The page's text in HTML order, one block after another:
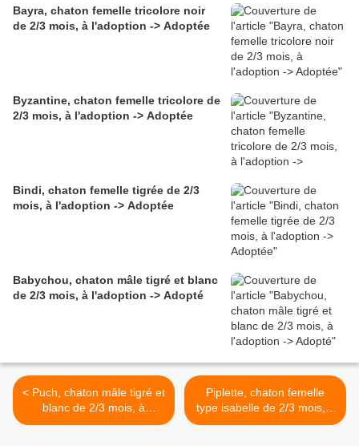
Bayra, chaton femelle tricolore noir
de 2/3 mois, à l'adoption -> Adoptée
Byzantine, chaton femelle tricolore de
2/3 mois, à l'adoption -> Adoptée
Bindi, chaton femelle tigrée de 2/3
mois, à l'adoption -> Adoptée
Babychou, chaton mâle tigré et blanc
de 2/3 mois, à l'adoption -> Adopté
< Puch, chaton mâle tigré et
blanc de 2/3 mois, à
l'adoption -> adopté
Piplette, chaton femelle
type isabelle de 2/3 mois, à
l'adoption -> adoptée >